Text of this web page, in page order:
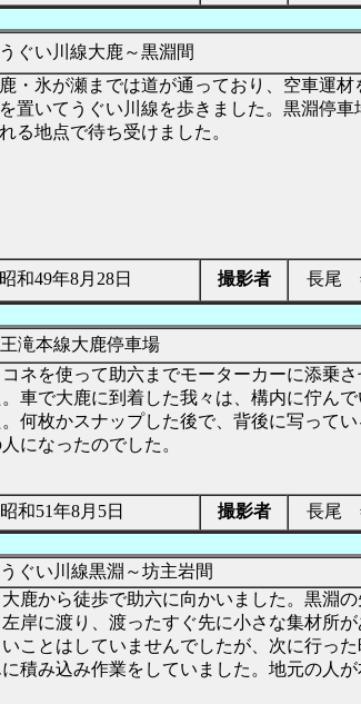
ぐい川線大鹿～黒淵間
・氷が瀬までは道が通っており、空車運材
置いてうぐい川線を歩きました。黒淵停車
る地点で待ち受けました。
和49年8月28日 撮影者 長尾
滝本線大鹿停車場
ネを使って助六までモーターカーに添乗
車で大鹿に到着した我々は、構内に佇ん
何枚かスナップした後で、背後に写ってい
になったのでした。
和51年8月5日 撮影者 長尾
ぐい川線黒淵～坊主岩間
鹿から徒歩で助六に向かいました。黒淵
岸に渡り、渡ったすぐ先に小さな集材所
ことはしていませんでしたが、次に行っ
積み込み作業をしていました。地元の人